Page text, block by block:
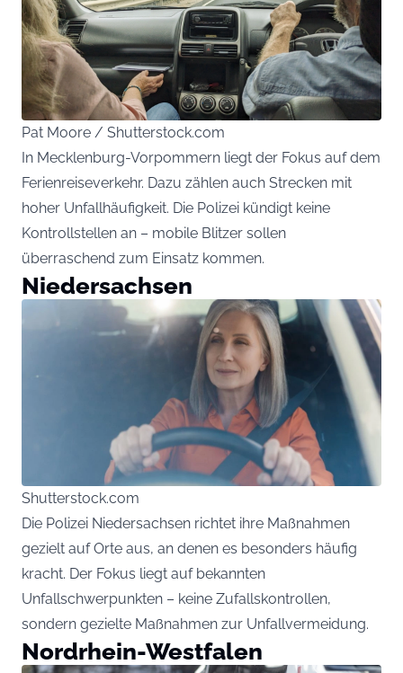
Pat Moore / Shutterstock.com
In Mecklenburg-Vorpommern liegt der Fokus auf dem
Ferienreiseverkehr. Dazu zählen auch Strecken mit
hoher Unfallhäufigkeit. Die Polizei kündigt keine
Kontrollstellen an – mobile Blitzer sollen
überraschend zum Einsatz kommen.
Niedersachsen
Shutterstock.com
Die Polizei Niedersachsen richtet ihre Maßnahmen
gezielt auf Orte aus, an denen es besonders häufig
kracht. Der Fokus liegt auf bekannten
Unfallschwerpunkten – keine Zufallskontrollen,
sondern gezielte Maßnahmen zur Unfallvermeidung.
Nordrhein-Westfalen